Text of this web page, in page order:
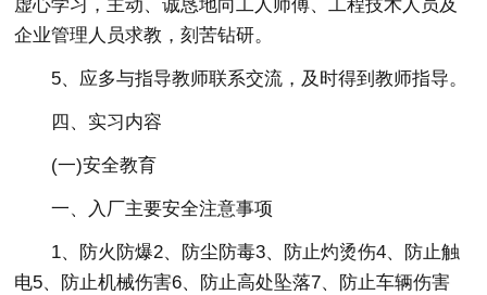
虚心学习，主动、诚恳地向工人师傅、工程技术人员及
企业管理人员求教，刻苦钻研。
5、应多与指导教师联系交流，及时得到教师指导。
四、实习内容
(一)安全教育
一、入厂主要安全注意事项
1、防火防爆2、防尘防毒3、防止灼烫伤4、防止触
电5、防止机械伤害6、防止高处坠落7、防止车辆伤害